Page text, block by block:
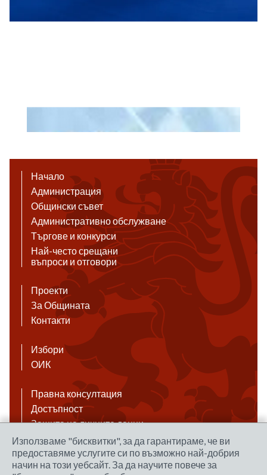
Начало
Администрация
Общински съвет
Административно обслужване
Търгове и конкурси
Най-често срещани
въпроси и отговори
Проекти
За Общината
Контакти
Избори
ОИК
Правна консултация
Достъпност
Защита на личните данни
Антикорупция
Връзки
Използваме "бисквитки", за да гарантираме, че ви
предоставяме услугите си по възможно най-добрия
начин на този уебсайт. За да научите повече за